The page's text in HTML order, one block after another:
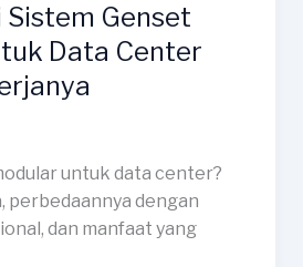
Genset
Data Center
untuk data center?
perbedaannya dengan
dan manfaat yang